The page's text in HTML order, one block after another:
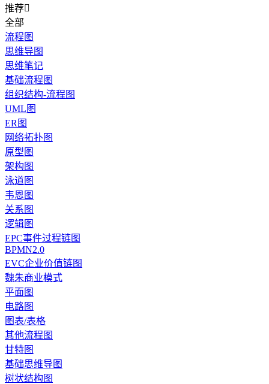
推荐
全部
流程图
思维导图
思维笔记
基础流程图
组织结构-流程图
UML图
ER图
网络拓扑图
原型图
架构图
泳道图
韦恩图
关系图
逻辑图
EPC事件过程链图
BPMN2.0
EVC企业价值链图
魏朱商业模式
平面图
电路图
图表/表格
其他流程图
甘特图
基础思维导图
树状结构图